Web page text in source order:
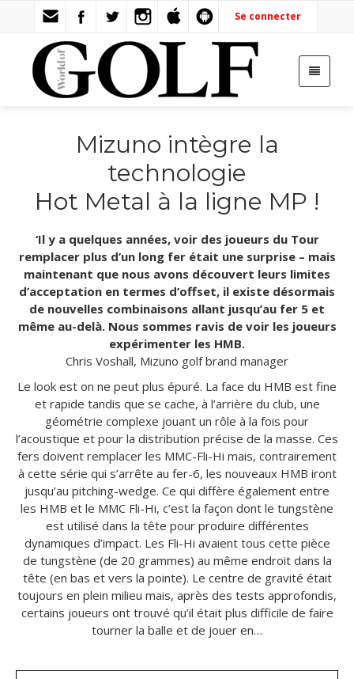
Se connecter
Mizuno intègre la
technologie
Hot Metal à la ligne MP !
‘Il y a quelques années, voir des joueurs du Tour
remplacer plus d’un long fer était une surprise – mais
maintenant que nous avons découvert leurs limites
d’acceptation en termes d’offset, il existe désormais
de nouvelles combinaisons allant jusqu’au fer 5 et
même au-delà. Nous sommes ravis de voir les joueurs
expérimenter les HMB.
Chris Voshall, Mizuno golf brand manager
Le look est on ne peut plus épuré. La face du HMB est fine
et rapide tandis que se cache, à l’arrière du club, une
géométrie complexe jouant un rôle à la fois pour
l’acoustique et pour la distribution précise de la masse. Ces
fers doivent remplacer les MMC-Fli-Hi mais, contrairement
à cette série qui s’arrête au fer-6, les nouveaux HMB iront
jusqu’au pitching-wedge. Ce qui diffère également entre
les HMB et le MMC Fli-Hi, c’est la façon dont le tungstène
est utilisé dans la tête pour produire différentes
dynamiques d’impact. Les Fli-Hi avaient tous cette pièce
de tungstène (de 20 grammes) au même endroit dans la
tête (en bas et vers la pointe). Le centre de gravité était
toujours en plein milieu mais, après des tests approfondis,
certains joueurs ont trouvé qu’il était plus difficile de faire
tourner la balle et de jouer en…